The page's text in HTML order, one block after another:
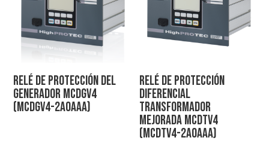
Relé de protección del
generador MCDGV4
(MCDGV4-2A0AAA)
Relé de protección
diferencial
transformador
mejorada MCDTV4
(MCDTV4-2A0AAA)